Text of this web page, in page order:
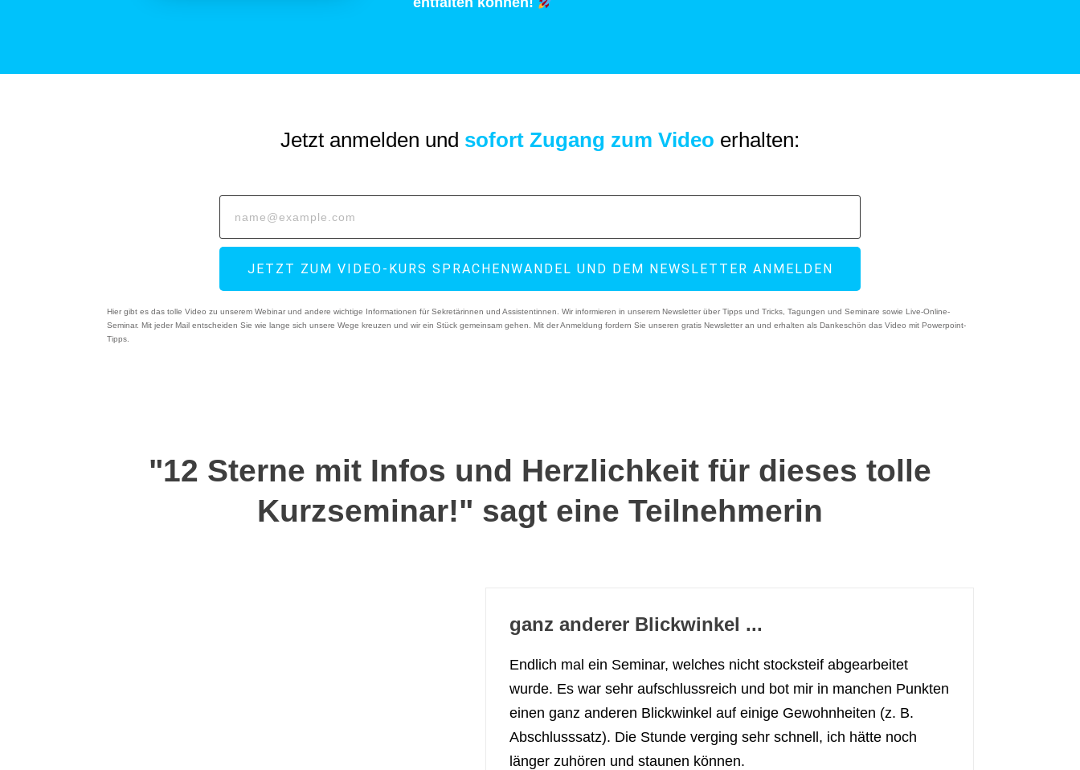
Jetzt anmelden und sofort Zugang zum Video erhalten:
JETZT ZUM VIDEO-KURS SPRACHENWANDEL UND DEM NEWSLETTER ANMELDEN
Hier gibt es das tolle Video zu unserem Webinar und andere wichtige Informationen für Sekretärinnen und Assistentinnen. Wir informieren in unserem Newsletter über Tipps und Tricks, Tagungen und Seminare sowie Live-Online-
Seminar. Mit jeder Mail entscheiden Sie wie lange sich unsere Wege kreuzen und wir ein Stück gemeinsam gehen. Mit der Anmeldung fordern Sie unseren gratis Newsletter an und erhalten als Dankeschön das Video mit Powerpoint-
Tipps.
"12 Sterne mit Infos und Herzlichkeit für dieses tolle
Kurzseminar!" sagt eine Teilnehmerin
ganz anderer Blickwinkel ...
Endlich mal ein Seminar, welches nicht stocksteif abgearbeitet
wurde. Es war sehr aufschlussreich und bot mir in manchen Punkten
einen ganz anderen Blickwinkel auf einige Gewohnheiten (z. B.
Abschlusssatz). Die Stunde verging sehr schnell, ich hätte noch
länger zuhören und staunen können.